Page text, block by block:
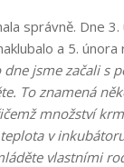
správně. Dne
a 5.
dne jsme začali s
To znamená
množství
v
vlastními